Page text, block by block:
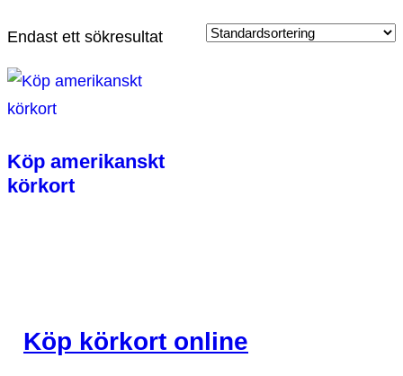
Endast ett sökresultat
Köp amerikanskt
körkort
Köp körkort online